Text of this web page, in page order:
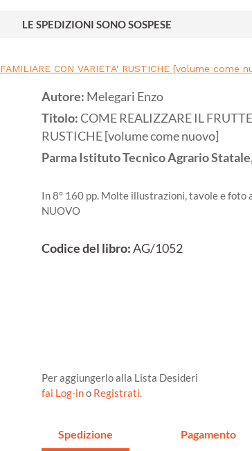
LE SPEDIZIONI SONO SOSPESE
CON VARIETA' RUSTICHE [volume come
Autore: Melegari Enzo
Titolo:COME REALIZZARE IL
RUSTICHE [volume come nuovo]
ParmaIstituto Tecnico Agrario
In 8° 160 pp. Molte illustrazioni, tavole e foto
NUOVO
Codice del libro:AG/1052
Per aggiungerlo alla Lista Desideri
fai Log-ino Registrati.
Spedizione Pagamento